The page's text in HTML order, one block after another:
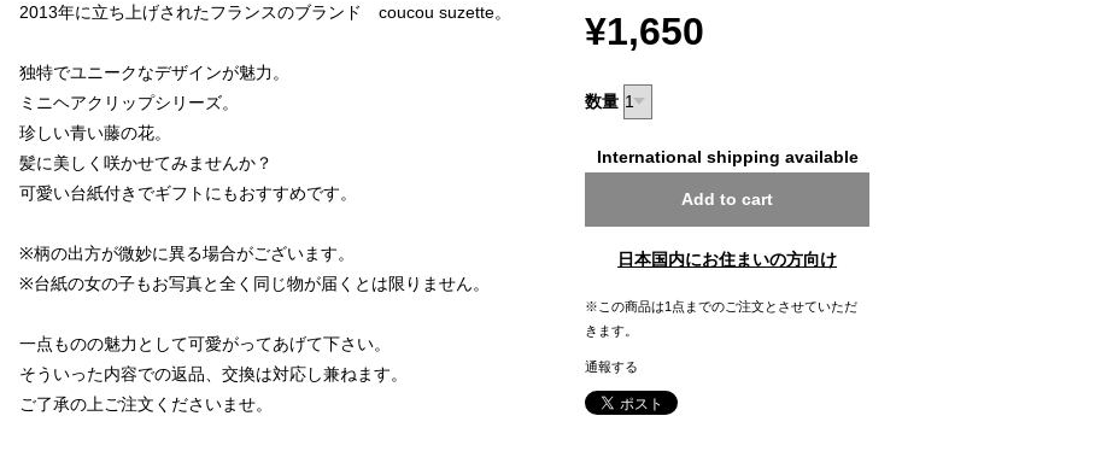
2013年に立ち上げされたフランスのブランド coucou suzette。
独特でユニークなデザインが魅力。
ミニヘアクリップシリーズ。
珍しい青い藤の花。
髪に美しく咲かせてみませんか？
可愛い台紙付きでギフトにもおすすめです。
※柄の出方が微妙に異る場合がございます。
※台紙の女の子もお写真と全く同じ物が届くとは限りません。
一点ものの魅力として可愛がってあげて下さい。
そういった内容での返品、交換は対応し兼ねます。
ご了承の上ご注文くださいませ。
¥1,650
数量
International shipping available
Add to cart
日本国内にお住まいの方向け
※この商品は1点までのご注文とさせていただ
きます。
通報する